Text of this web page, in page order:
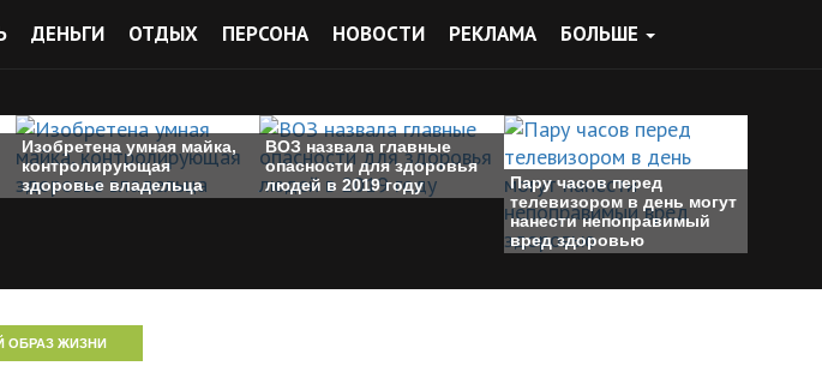
ДЕНЬГИ ОТДЫХ ПЕРСОНА НОВОСТИ РЕКЛАМА БОЛЬШЕ
Изобретена умная майка,
контролирующая
здоровье владельца
ВОЗ назвала главные
опасности для здоровья
людей в 2019 году
Пару часов перед
телевизором в день могут
нанести непоправимый
вред здоровью
ОБРАЗ ЖИЗНИ